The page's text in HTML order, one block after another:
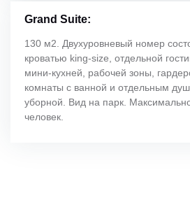
Grand Suite:
130 м2. Двухуровневый номер
кроватью king-size, отдельной
мини-кухней, рабочей зоны,
комнаты с ванной и отдельным
уборной. Вид на парк.
человек.